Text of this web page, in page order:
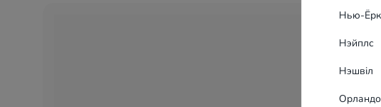
Нью-Ёрк
Нэйплс
Нэшвіл
Орландо